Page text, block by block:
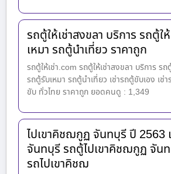
รถตู้ให้เช่าสงขลา บริการ รถตู้ใ
เหมา รถตู้นำเที่ยว ราคาถูก
รถตู้ให้เช่า.com รถตู้ให้เช่าสงขลา บริการ รถ
รถตู้รับเหมา รถตู้นำเที่ยว เช่ารถตู้ขับเอง เ
ขับ ทั่วไทย ราคาถูก ยอดคนดู : 1,349
ไปเขาคิชฌกูฏ จันทบุรี ปี 2563
จันทบุรี รถตู้ไปเขาคิชฌกูฏ จัน
รถไปเขาคิชฌ